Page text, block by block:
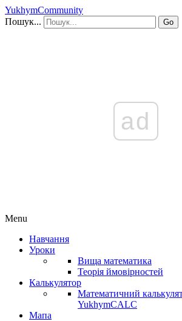
YukhymCommunity
Пошук...
Go
ad
Menu
Навчання
Уроки
Вища математика
Теорія ймовірностей
Калькулятор
Математичний
YukhymCALC
Мапа